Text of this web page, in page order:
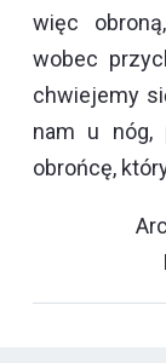
więc
wobec
chwiejemy
nam u nóg,
obrońcę,